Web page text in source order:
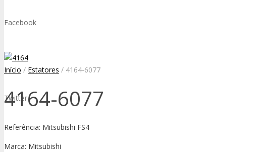
Facebook
Twitter
Início / Estatores / 4164-6077
4164-6077
Referência: Mitsubishi FS4
Marca: Mitsubishi